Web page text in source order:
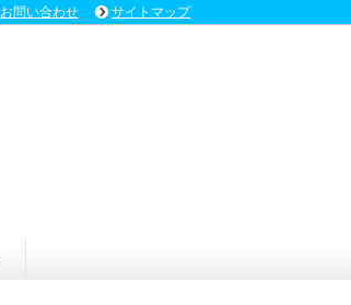
お問い合わせ サイトマップ